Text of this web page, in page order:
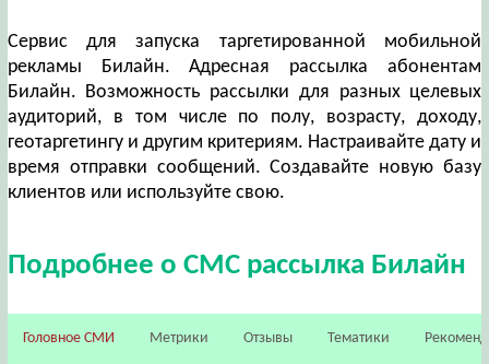
Сервис для запуска таргетированной мобильной
рекламы Билайн. Адресная рассылка абонентам
Билайн. Возможность рассылки для разных целевых
аудиторий, в том числе по полу, возрасту, доходу,
геотаргетингу и другим критериям. Настраивайте дату и
время отправки сообщений. Создавайте новую базу
клиентов или используйте свою.
Подробнее о СМС рассылка Билайн
Головное СМИ Метрики Отзывы Тематики